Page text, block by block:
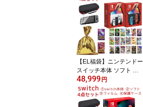
【EL福袋】ニンテンドー
スイッチ本体 ソフト セ
ット Switch 有機EL モデ
ル ネオンブルー ネオン
レッド ホワイト 選べる
ソフト スペシャルスター
48,999 円